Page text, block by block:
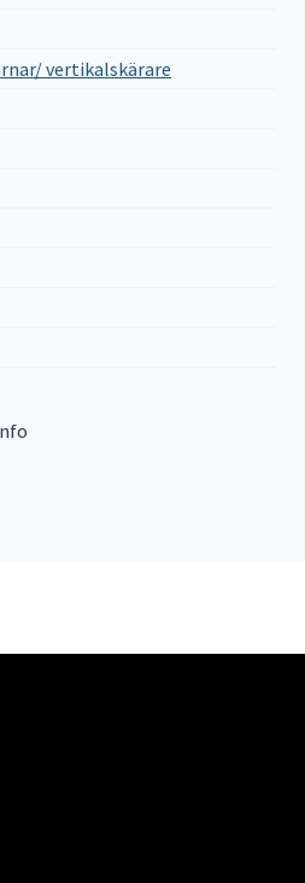
vertikalskärare